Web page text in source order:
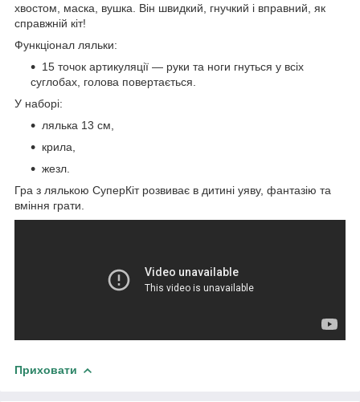
хвостом, маска, вушка. Він швидкий, гнучкий і вправний, як
справжній кіт!
Функціонал ляльки:
15 точок артикуляції — руки та ноги гнуться у всіх
суглобах, голова повертається.
У наборі:
лялька 13 см,
крила,
жезл.
Гра з лялькою СуперКіт розвиває в дитині уяву, фантазію та
вміння грати.
Приховати